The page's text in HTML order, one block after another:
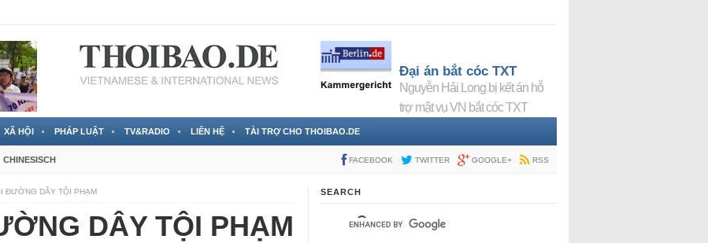
Đại án bắt cóc TXT
Nguyễn Hải Long bị kết án hỗ
trợ mật vụ VN bắt cóc TXT
XÃ HỘI PHÁP LUẬT TV&RADIO LIÊN HỆ TÀI TRỢ CHO THOIBAO.DE
CHINESISCH FACEBOOK TWITTER GOOGLE+ RSS
ĐƯỜNG DÂY TỘI PHẠM
DÂY TỘI PHẠM
SEARCH